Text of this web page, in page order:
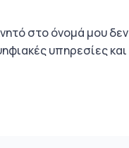
στο όνομά μου δεν
υπηρεσίες και